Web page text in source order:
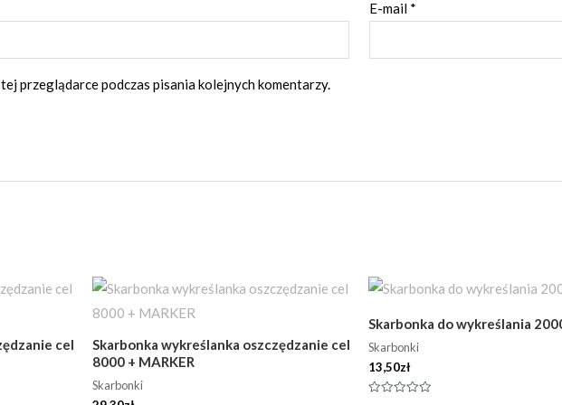
E-mail *
przeglądarce podczas pisania kolejnych komentarzy.
cel
Skarbonka wykreślanka oszczędzanie cel
8000 + MARKER
Skarbonki
Skarbonka do wykreślania
Skarbonki
13,50zł